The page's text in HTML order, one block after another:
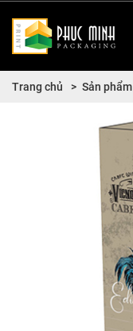
Trang chủ Sản phẩm